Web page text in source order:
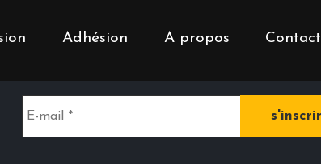
Adhésion A propos Contact
Inscrivez-vous à notre newsletter